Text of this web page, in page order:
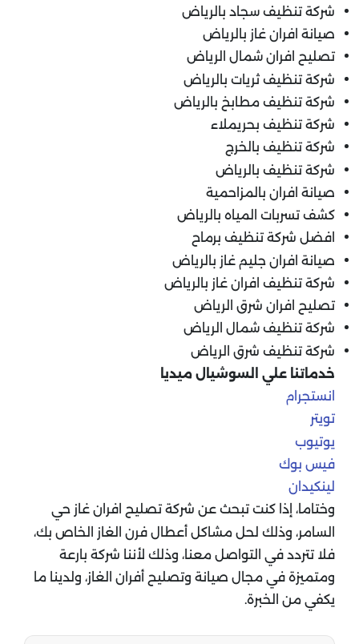
شركة تنظيف سجاد بالرياض
صيانة افران غاز بالرياض
تصليح افران شمال الرياض
شركة تنظيف ثريات بالرياض
شركة تنظيف مطابخ بالرياض
شركة تنظيف بحريملاء
شركة تنظيف بالخرج
شركة تنظيف بالرياض
صيانة افران بالمزاحمية
كشف تسربات المياه بالرياض
افضل شركة تنظيف برماح
صيانة افران جليم غاز بالرياض
شركة تنظيف افران غاز بالرياض
تصليح افران شرق الرياض
شركة تنظيف شمال الرياض
شركة تنظيف شرق الرياض
خدماتنا علي السوشيال ميديا
انستجرام
تويتر
يوتيوب
فيس بوك
لينكيدان
وختاما، إذا كنت تبحث عن شركة تصليح افران غاز حي
السامر، وذلك لحل مشاكل أعطال فرن الغاز الخاص بك،
فلا تتردد في التواصل معنا، وذلك لأننا شركة بارعة
ومتميزة في مجال صيانة وتصليح أفران الغاز، ولدينا ما
يكفي من الخبرة.